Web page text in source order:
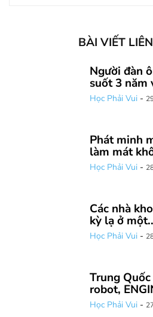
BÀI VIẾT
Người đàn
suốt 3 năm
Học Phải Vui -
Phát minh
làm mát
Học Phải Vui -
Các nhà
kỳ lạ ở
Học Phải Vui -
Trung
robot,
Học Phải Vui -